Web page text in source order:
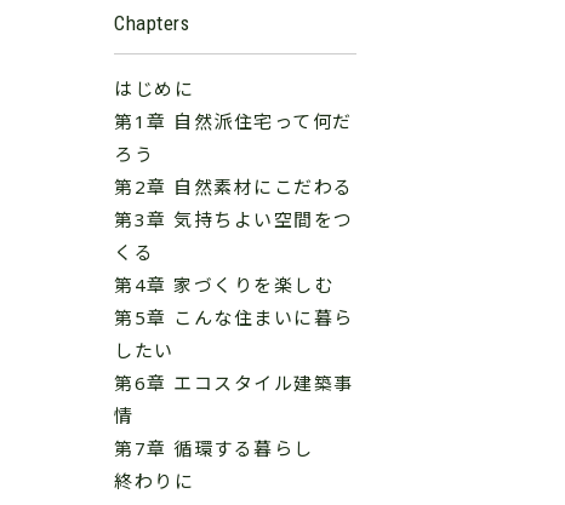
Chapters
はじめに
第1章 自然派住宅って何だ
ろう
第2章 自然素材にこだわる
第3章 気持ちよい空間をつ
くる
第4章 家づくりを楽しむ
第5章 こんな住まいに暮ら
したい
第6章 エコスタイル建築事
情
第7章 循環する暮らし
終わりに